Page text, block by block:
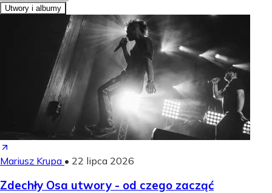
Utwory i albumy
Mariusz Krupa • 22 lipca 2026
Zdechły Osa utwory - od czego zacząć